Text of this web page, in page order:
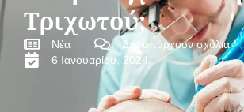
Τριχωτού;
Νέα
Δεν υπάρχουν σχόλια
6 Ιανουαρίου, 2024